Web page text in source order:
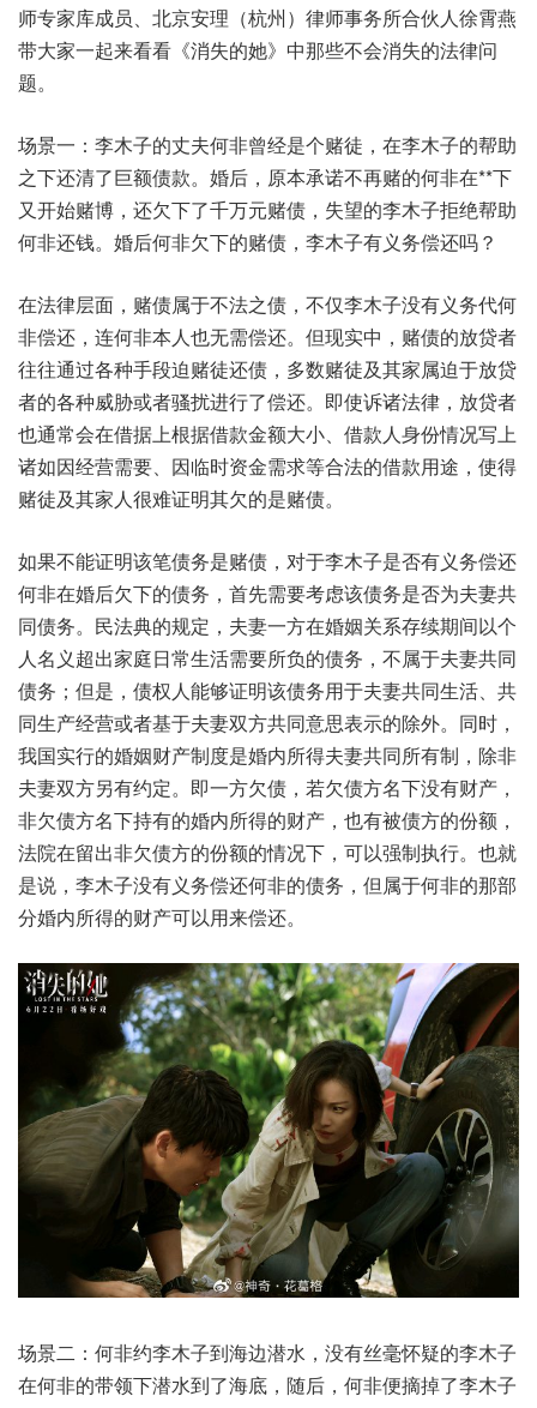
师专家库成员、北京安理（杭州）律师事务所合伙人徐霄燕
带大家一起来看看《消失的她》中那些不会消失的法律问
题。
场景一：李木子的丈夫何非曾经是个赌徒，在李木子的帮助
之下还清了巨额债款。婚后，原本承诺不再赌的何非在**下
又开始赌博，还欠下了千万元赌债，失望的李木子拒绝帮助
何非还钱。婚后何非欠下的赌债，李木子有义务偿还吗？
在法律层面，赌债属于不法之债，不仅李木子没有义务代何
非偿还，连何非本人也无需偿还。但现实中，赌债的放贷者
往往通过各种手段迫赌徒还债，多数赌徒及其家属迫于放贷
者的各种威胁或者骚扰进行了偿还。即使诉诸法律，放贷者
也通常会在借据上根据借款金额大小、借款人身份情况写上
诸如因经营需要、因临时资金需求等合法的借款用途，使得
赌徒及其家人很难证明其欠的是赌债。
如果不能证明该笔债务是赌债，对于李木子是否有义务偿还
何非在婚后欠下的债务，首先需要考虑该债务是否为夫妻共
同债务。民法典的规定，夫妻一方在婚姻关系存续期间以个
人名义超出家庭日常生活需要所负的债务，不属于夫妻共同
债务；但是，债权人能够证明该债务用于夫妻共同生活、共
同生产经营或者基于夫妻双方共同意思表示的除外。同时，
我国实行的婚姻财产制度是婚内所得夫妻共同所有制，除非
夫妻双方另有约定。即一方欠债，若欠债方名下没有财产，
非欠债方名下持有的婚内所得的财产，也有被债方的份额，
法院在留出非欠债方的份额的情况下，可以强制执行。也就
是说，李木子没有义务偿还何非的债务，但属于何非的那部
分婚内所得的财产可以用来偿还。
场景二：何非约李木子到海边潜水，没有丝毫怀疑的李木子
在何非的带领下潜水到了海底，随后，何非便摘掉了李木子